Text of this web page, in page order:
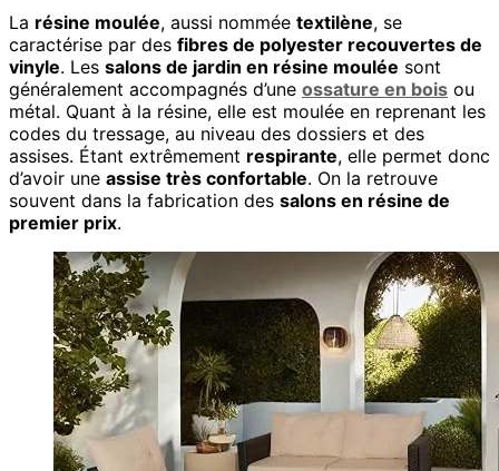
La résine moulée, aussi nommée textilène, se
caractérise par des fibres de polyester recouvertes de
vinyle. Les salons de jardin en résine moulée sont
généralement accompagnés d’une ossature en bois ou
métal. Quant à la résine, elle est moulée en reprenant les
codes du tressage, au niveau des dossiers et des
assises. Étant extrêmement respirante, elle permet donc
d’avoir une assise très confortable. On la retrouve
souvent dans la fabrication des salons en résine de
premier prix.